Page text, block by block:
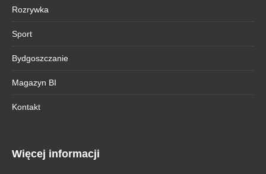
Rozrywka
Sport
Bydgoszczanie
Magazyn BI
Kontakt
Więcej informacji